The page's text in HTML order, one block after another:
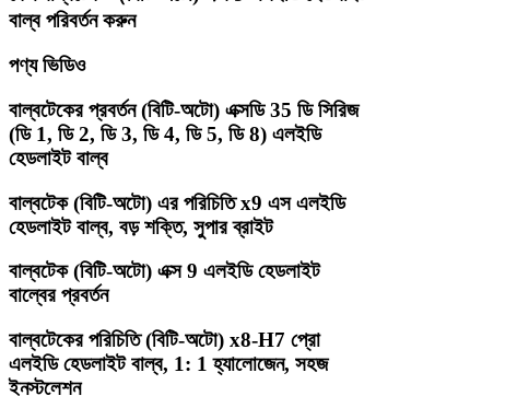
বাল্ব পরিবর্তন করুন
পণ্য ভিডিও
বাল্বটেকের প্রবর্তন (বিটি-অটো) এক্সডি 35 ডি সিরিজ
(ডি 1, ডি 2, ডি 3, ডি 4, ডি 5, ডি 8) এলইডি
হেডলাইট বাল্ব
বাল্বটেক (বিটি-অটো) এর পরিচিতি x9 এস এলইডি
হেডলাইট বাল্ব, বড় শক্তি, সুপার ব্রাইট
বাল্বটেক (বিটি-অটো) এক্স 9 এলইডি হেডলাইট
বাল্বের প্রবর্তন
বাল্বটেকের পরিচিতি (বিটি-অটো) x8-H7 প্রো
এলইডি হেডলাইট বাল্ব, 1: 1 হ্যালোজেন, সহজ
ইনস্টলেশন